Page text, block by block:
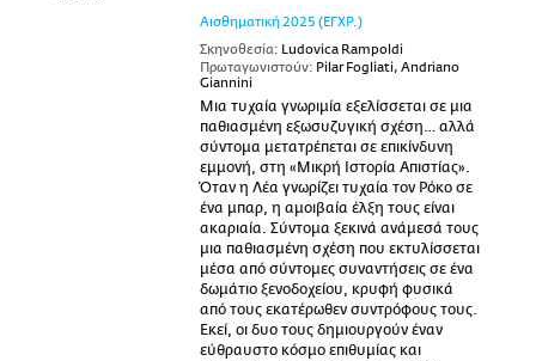
Αισθηματική 2025 (ΕΓΧΡ.)
Σκηνοθεσία: Ludovica Rampoldi
Πρωταγωνιστούν: Pilar Fogliati, Andriano
Giannini
Μια τυχαία γνωριμία εξελίσσεται σε μια
παθιασμένη εξωσυζυγική σχέση… αλλά
σύντομα μετατρέπεται σε επικίνδυνη
εμμονή, στη «Μικρή Ιστορία Απιστίας».
Όταν η Λέα γνωρίζει τυχαία τον Ρόκο σε
ένα μπαρ, η αμοιβαία έλξη τους είναι
ακαριαία. Σύντομα ξεκινά ανάμεσά τους
μια παθιασμένη σχέση που εκτυλίσσεται
μέσα από σύντομες συναντήσεις σε ένα
δωμάτιο ξενοδοχείου, κρυφή φυσικά
από τους εκατέρωθεν συντρόφους τους.
Εκεί, οι δυο τους δημιουργούν έναν
εύθραυστο κόσμο επιθυμίας και